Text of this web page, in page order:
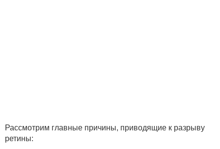
Рассмотрим главные причины, приводящие к разрыву
ретины: